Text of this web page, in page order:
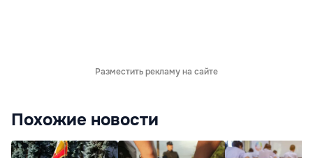
Разместить рекламу на сайте
Похожие новости